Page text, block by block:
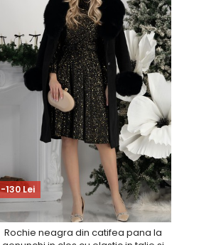
-130 Lei
Rochie neagra din catifea pana la